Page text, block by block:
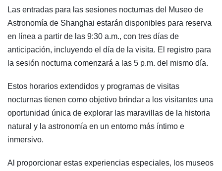
Las entradas para las sesiones nocturnas del Museo de
Astronomía de Shanghai estarán disponibles para reserva
en línea a partir de las 9:30 a.m., con tres días de
anticipación, incluyendo el día de la visita. El registro para
la sesión nocturna comenzará a las 5 p.m. del mismo día.
Estos horarios extendidos y programas de visitas
nocturnas tienen como objetivo brindar a los visitantes una
oportunidad única de explorar las maravillas de la historia
natural y la astronomía en un entorno más íntimo e
inmersivo.
Al proporcionar estas experiencias especiales, los museos